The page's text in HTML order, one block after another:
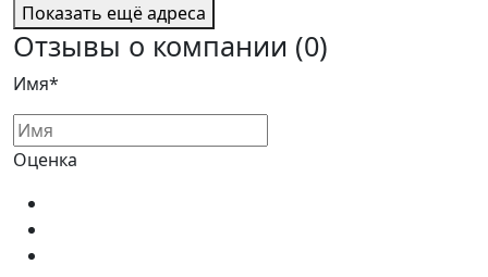
Показать ещё адреса
Отзывы о компании (0)
Имя*
Оценка